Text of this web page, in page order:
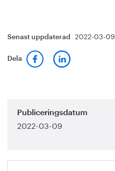
Senast uppdaterad 2022-03-09
Dela
Publiceringsdatum
2022-03-09